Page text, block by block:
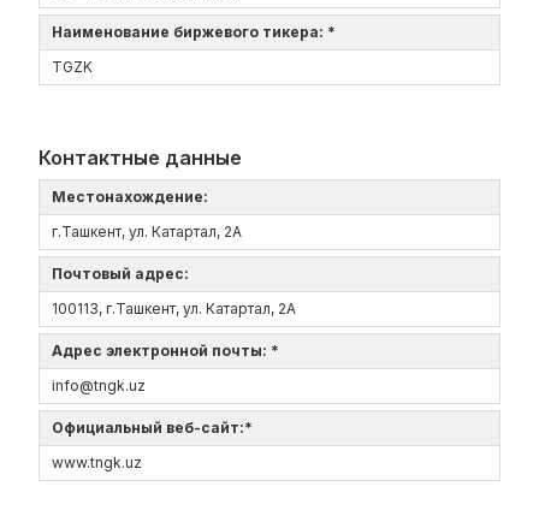
Наименование биржевого тикера: *
TGZK
Контактные данные
Местонахождение:
г.Ташкент, ул. Катартал, 2А
Почтовый адрес:
100113, г.Ташкент, ул. Катартал, 2А
Адрес электронной почты: *
info@tngk.uz
Официальный веб-сайт:*
www.tngk.uz